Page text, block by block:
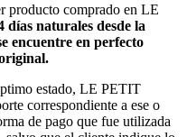
producto comprado en LE
días naturales desde la
encuentre en perfecto
estado, LE PETIT
correspondiente a ese o
de pago que fue utilizada